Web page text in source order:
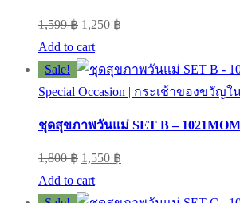
1,599฿ Original
price
was:
1,599 ฿.
1,250 ฿
is:
1,250 ฿.
Add to cart
Sale!
Special Occasion | กระเช้าของขวัญ
ชุดสุขภาพวันแม่ SET B –
1,800฿ Original
price
1,550 ฿
Add to cart